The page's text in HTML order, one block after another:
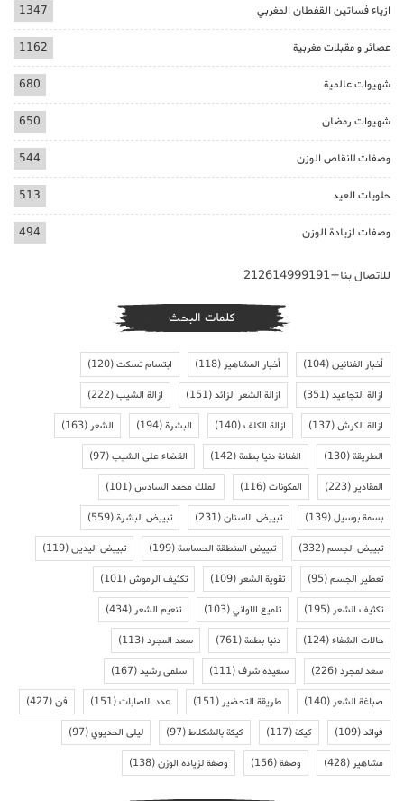
ازياء فساتين القفطان المغربي 1347
عصائر و مقبلات مغربية 1162
شهيوات عالمية 680
شهيوات رمضان 650
وصفات لانقاص الوزن 544
حلويات العيد 513
وصفات لزيادة الوزن 494
للاتصال بنا+212614999191
كلمات البحث
أخبار الفنانين(104) أخبار المشاهير(118) ابتسام تسكت(120)
ازالة التجاعيد(351) ازالة الشعر الزائد(151) ازالة الشيب(222)
ازالة الكرش(137) ازالة الكلف(140) البشرة(194) الشعر(163)
الطريقة(130) الفنانة دنيا بطمة(142) القضاء على الشيب(97)
المقادير(223) المكونات(116) الملك محمد السادس(101)
بسمة بوسيل(139) تبييض الاسنان(231) تبييض البشرة(559)
تبييض الجسم(332) تبييض المنطقة الحساسة(199) تبييض اليدين(119)
تعطير الجسم(95) تقوية الشعر(109) تكثيف الرموش(101)
تكثيف الشعر(195) تلميع الاواني(103) تنعيم الشعر(434)
حالات الشفاء(124) دنيا بطمة(761) سعد المجرد(113)
سعد لمجرد(226) سعيدة شرف(111) سلمى رشيد(167)
صباغة الشعر(140) طريقة التحضير(151) عدد الاصابات(151) فن(427)
فوائد(109) كيكة(117) كيكة بالشكلاط(97) ليلى الحديوي(97)
مشاهير(428) وصفة(156) وصفة لزيادة الوزن(138)